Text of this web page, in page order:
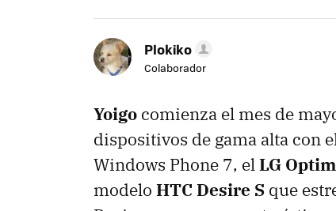
Plokiko
Colaborador
Yoigo comienza el mes de
dispositivos de gama alta con
Windows Phone 7, elLG
modelo HTC Desire S que